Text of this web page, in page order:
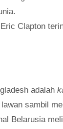
Clapton
adalah
sambil
Belarusia